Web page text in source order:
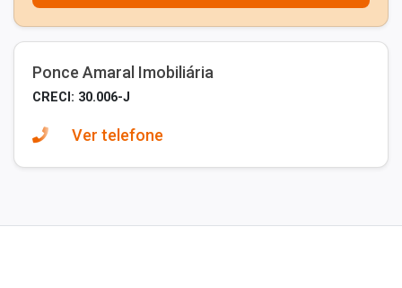
Ponce Amaral Imobiliária
CRECI: 30.006-J
Ver telefone